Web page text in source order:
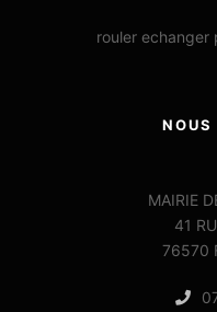
rouler echanger
NOUS
MAIRIE
41
76570